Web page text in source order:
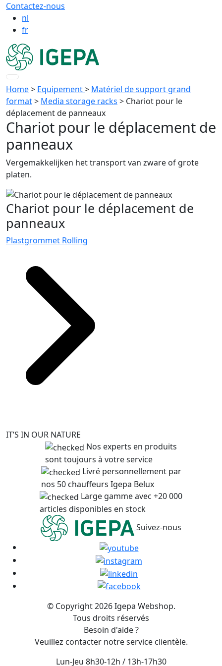
Contactez-nous
nl
fr
Home> Equipement> Matériel de support grand
format> Media storage racks > Chariot pour le
déplacement de panneaux
Chariot pour le déplacement de
panneaux
Vergemakkelijken het transport van zware of grote
platen.
Chariot pour le déplacement de
panneaux
Plastgrommet Rolling
IT’S IN OUR NATURE
Nos experts en produits
sont toujours à votre service
Livré personnellement par
nos 50 chauffeurs Igepa Belux
Large gamme avec +20 000
articles disponibles en stock
Suivez-nous
© Copyright 2026 Igepa Webshop.
Tous droits réservés
Besoin d'aide ?
Veuillez contacter notre service clientèle.
Lun-Jeu 8h30-12h / 13h-17h30